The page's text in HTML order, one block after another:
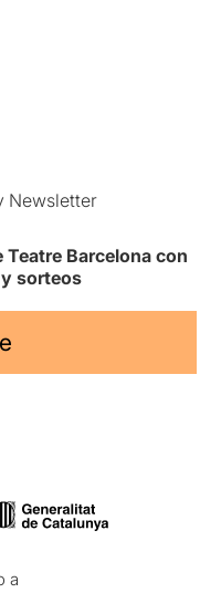
Newsletter
Barcelona con
sorteos
a